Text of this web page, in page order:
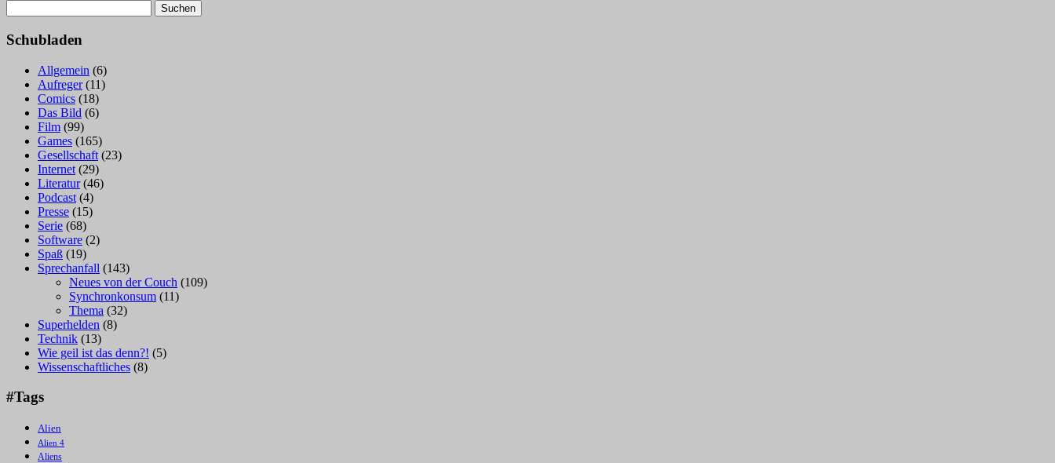
nach:
Schubladen
Allgemein (6)
Aufreger(11)
Comics (18)
Das Bild (6)
Film (99)
Games (165)
Gesellschaft (23)
Internet (29)
Literatur(46)
Podcast (4)
Presse (15)
Serie (68)
Software (2)
Spaß (19)
Sprechanfall (143)
Neues von der Couch (109)
Synchronkonsum (11)
Thema (32)
Superhelden (8)
Technik (13)
Wie geil ist das denn?! (5)
Wissenschaftliches (8)
#Tags
Alien
Alien 4
Aliens